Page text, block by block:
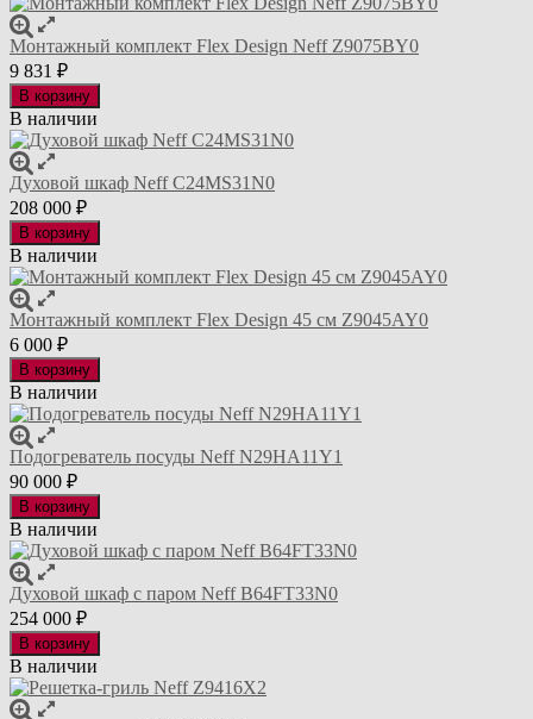
Монтажный комплект Flex Design Neff Z9075BY0
9 831 ₽
В корзину
В наличии
Духовой шкаф Neff C24MS31N0
208 000 ₽
В корзину
В наличии
Монтажный комплект Flex Design 45 см Z9045AY0
6 000 ₽
В корзину
В наличии
Подогреватель посуды Neff N29HA11Y1
90 000 ₽
В корзину
В наличии
Духовой шкаф с паром Neff B64FT33N0
254 000 ₽
В корзину
В наличии